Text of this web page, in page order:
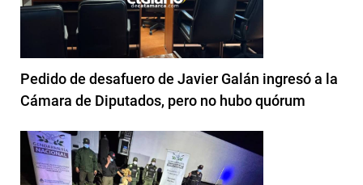
Pedido de desafuero de Javier Galán ingresó a la
Cámara de Diputados, pero no hubo quórum